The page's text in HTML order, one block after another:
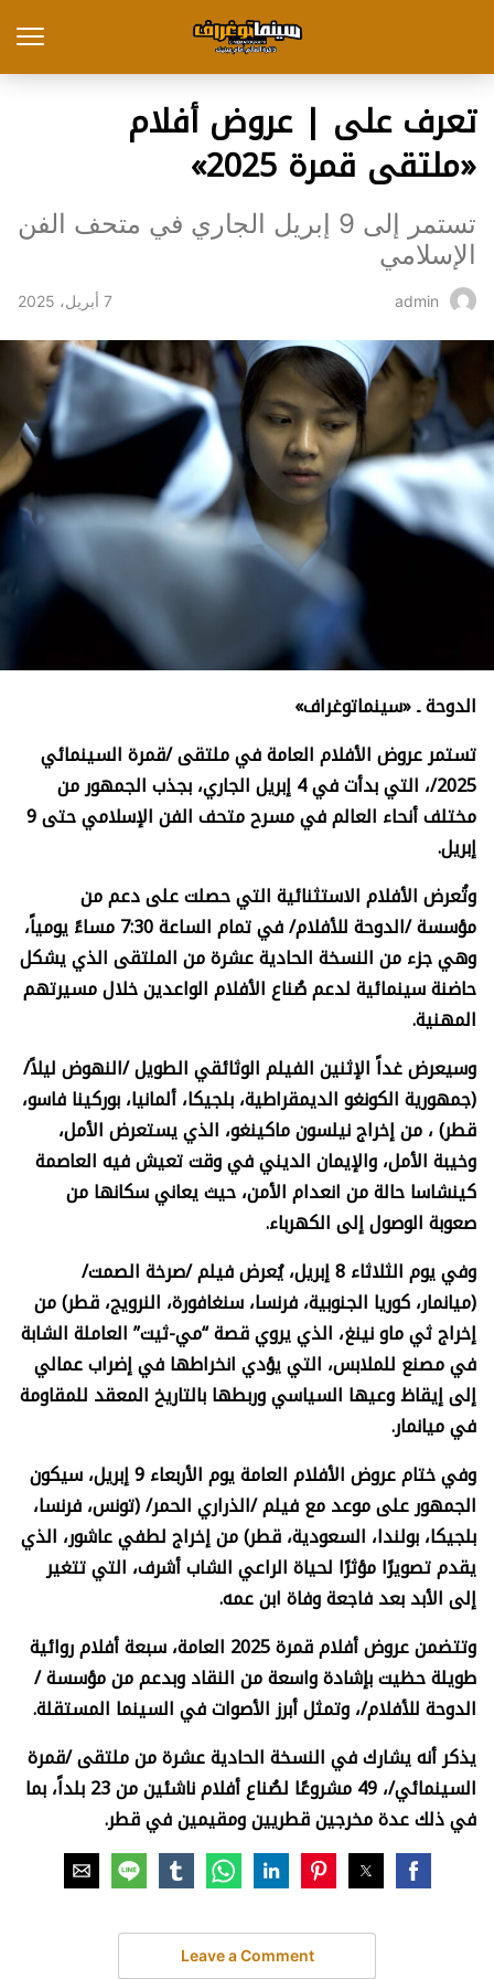
تعرف على | عروض أفلام
«ملتقى قمرة 2025»
تستمر إلى 9 إبريل الجاري في متحف الفن
الإسلامي
admin 7 أبريل، 2025
الدوحة ـ «سينماتوغراف»
تستمر عروض الأفلام العامة في ملتقى /قمرة السينمائي
2025/، التي بدأت في 4 إبريل الجاري، بجذب الجمهور من
مختلف أنحاء العالم في مسرح متحف الفن الإسلامي حتى 9
إبريل.
وتُعرض الأفلام الاستثنائية التي حصلت على دعم من
مؤسسة /الدوحة للأفلام/ في تمام الساعة 7:30 مساءً يومياً،
وهي جزء من النسخة الحادية عشرة من الملتقى الذي يشكل
حاضنة سينمائية لدعم صُناع الأفلام الواعدين خلال مسيرتهم
المهنية.
وسيعرض غداً الإثنين الفيلم الوثائقي الطويل /النهوض ليلاً/
(جمهورية الكونغو الديمقراطية، بلجيكا، ألمانيا، بوركينا فاسو،
قطر) ، من إخراج نيلسون ماكينغو، الذي يستعرض الأمل،
وخيبة الأمل، والإيمان الديني في وقت تعيش فيه العاصمة
كينشاسا حالة من انعدام الأمن، حيث يعاني سكانها من
صعوبة الوصول إلى الكهرباء.
وفي يوم الثلاثاء 8 إبريل، يُعرض فيلم /صرخة الصمت/
(ميانمار، كوريا الجنوبية، فرنسا، سنغافورة، النرويج، قطر) من
إخراج ثي ماو نينغ، الذي يروي قصة “مي-ثيت” العاملة الشابة
في مصنع للملابس، التي يؤدي انخراطها في إضراب عمالي
إلى إيقاظ وعيها السياسي وربطها بالتاريخ المعقد للمقاومة
في ميانمار.
وفي ختام عروض الأفلام العامة يوم الأربعاء 9 إبريل، سيكون
الجمهور على موعد مع فيلم /الذراري الحمر/ (تونس، فرنسا،
بلجيكا، بولندا، السعودية، قطر) من إخراج لطفي عاشور، الذي
يقدم تصويرًا مؤثرًا لحياة الراعي الشاب أشرف، التي تتغير
إلى الأبد بعد فاجعة وفاة ابن عمه.
وتتضمن عروض أفلام قمرة 2025 العامة، سبعة أفلام روائية
طويلة حظيت بإشادة واسعة من النقاد وبدعم من مؤسسة /
الدوحة للأفلام/، وتمثل أبرز الأصوات في السينما المستقلة.
يذكر أنه يشارك في النسخة الحادية عشرة من ملتقى /قمرة
السينمائي/، 49 مشروعًا لصُناع أفلام ناشئين من 23 بلداً، بما
في ذلك عدة مخرجين قطريين ومقيمين في قطر.
Leave a Comment